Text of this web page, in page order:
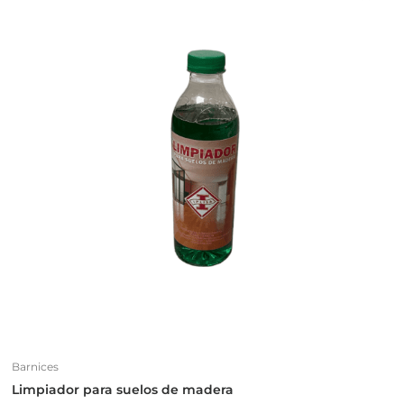
Barnices
Limpiador para suelos de madera